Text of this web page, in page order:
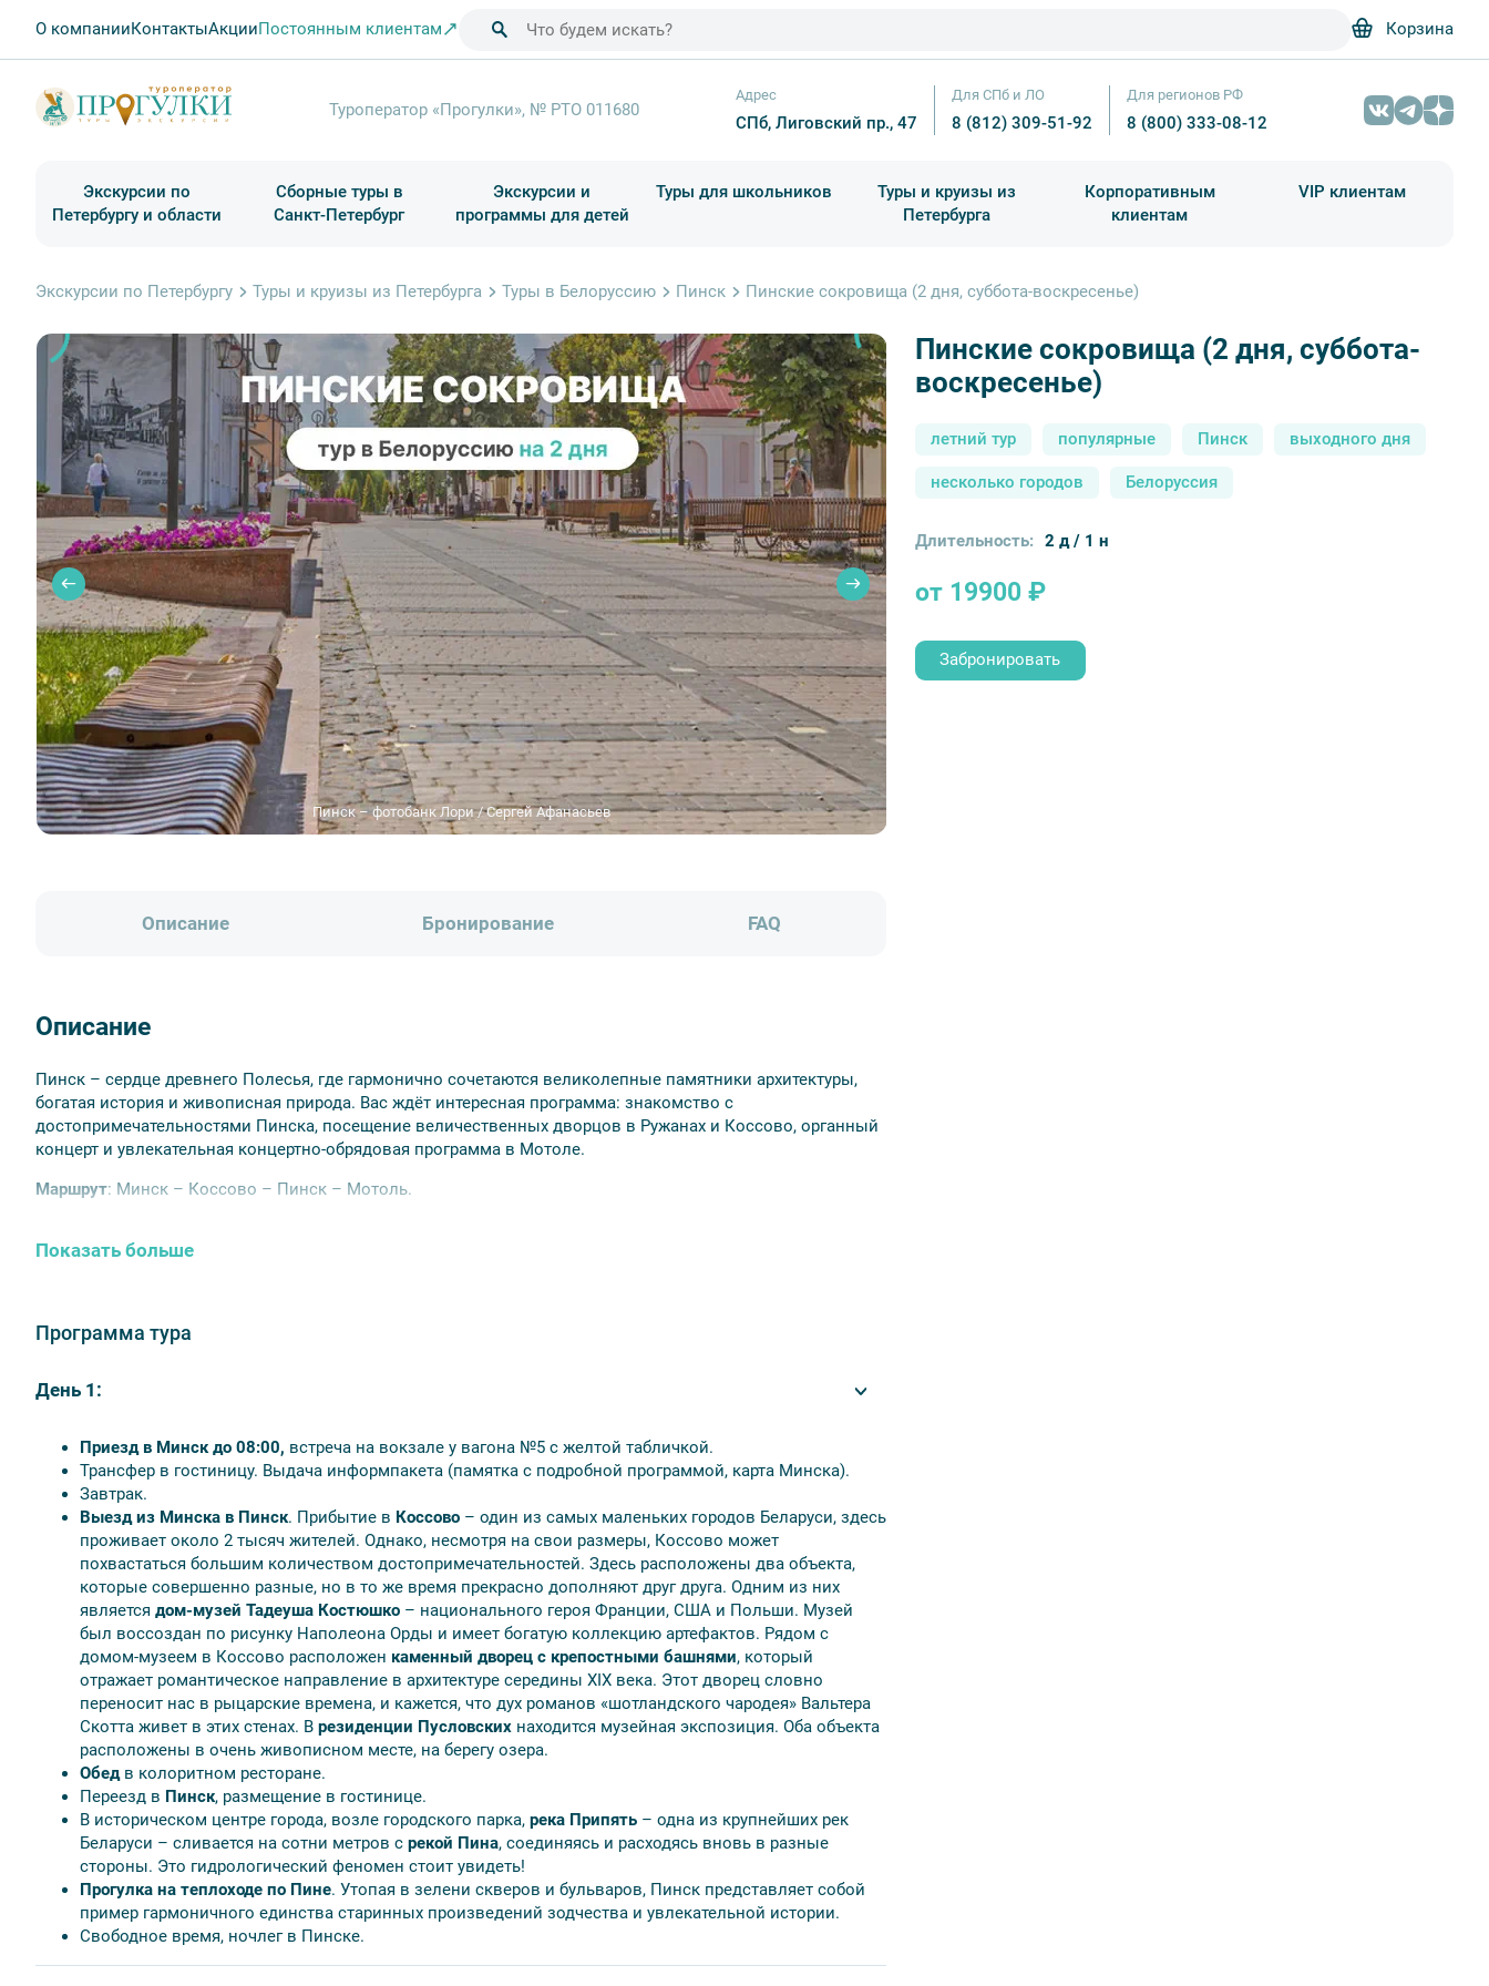
О компанииКонтактыАкцииПостоянным клиентам Корзина
Туроператор «Прогулки», № РТО 011680
Адрес
СПб, Лиговский пр., 47
Для СПб и ЛО
8 (812) 309-51-92
Для регионов РФ
8 (800) 333-08-12
Экскурсии по
Петербургу и области
Сборные туры в
Санкт-Петербург
Экскурсии и
программы для детей
Туры для школьников
Туры и круизы из
Петербурга
Корпоративным
клиентам
VIP клиентам
Экскурсии по Петербургу Туры и круизы из Петербурга Туры в Белоруссию Пинск Пинские сокровища (2 дня, суббота-воскресенье)
Пинские сокровища (2 дня, суббота-
воскресенье)
Пинск – фотобанк Лори / Сергей Афанасьев
Коссово – фотобанк Лори / Сергей Афанасьев
летний тур популярные Пинск выходного дня
несколько городов Белоруссия
от 19900 ₽
Длительность: 2 д / 1 н
Забронировать
Описание Бронирование FAQ
Описание
Пинск – сердце древнего Полесья, где гармонично сочетаются великолепные памятники архитектуры,
богатая история и живописная природа. Вас ждёт интересная программа: знакомство с
достопримечательностями Пинска, посещение величественных дворцов в Ружанах и Коссово, органный
концерт и увлекательная концертно-обрядовая программа в Мотоле.
Маршрут: Минск – Коссово – Пинск – Мотоль.
13-14 июня, 27-28 июня;
8-9 августа, 22-23 августа;
Гостиницы: Беларусь*** (Минск, только для завтрака в первый день), Гранд Пинск (Пинск), Пинский
дворик (Пинск).
В стоимость тура включено:
Встреча: на вокзале у вагона, трансфер в гостиницу для завтрака;
Проживание в 2-местных номерах со всеми удобствами, телевизором: гостиница Спорт недалеко от
центра или новый отель Пинский дворик в центре;
Питание: 1 завтрак шведский стол + 1 завтрак континентальный + 2 обеда;
Транспорт: трансфер в гостиницу; на экскурсиях автобус туркласса;
Экскурсии с входными билетами в музеи:
• Экскурсия с входными билетами в Дом-музей Т. Костюшко
• Экскурсия с входными билетами в дворец Пусловских в Коссово
• Обзорная экскурсия по Пинску
• Катание на теплоходе по реке Пине
• Посещение Францисканского монастыря, Кафедрального собора
• Органный концерт
• Экскурсия в Мотольский музей народного творчества
• Концертно-обрядовая программа “Живой звук”
• Дегустация “Мотальскія прысмакі” (мясные угощения)
Информпакет: памятка с подробной программой тура.
ВНИМАНИЕ! Стоимость тура указана в рублях на 1 человека.Если вы заказываете турдля 1 человека,
Показать больше
Программа тура
День 1:
Приезд в Минск до 08:00, встреча на вокзале у вагона №5 с желтой табличкой.
Трансфер в гостиницу. Выдача информпакета (памятка с подробной программой, карта Минска).
Завтрак.
Выезд из Минска в Пинск. Прибытие в Коссово – один из самых маленьких городов Беларуси, здесь
проживает около 2 тысяч жителей. Однако, несмотря на свои размеры, Коссово может
похвастаться большим количеством достопримечательностей. Здесь расположены два объекта,
которые совершенно разные, но в то же время прекрасно дополняют друг друга. Одним из них
является дом-музей Тадеуша Костюшко – национального героя Франции, США и Польши. Музей
был воссоздан по рисунку Наполеона Орды и имеет богатую коллекцию артефактов. Рядом с
домом-музеем в Коссово расположен каменный дворец с крепостными башнями, который
отражает романтическое направление в архитектуре середины XIX века. Этот дворец словно
переносит нас в рыцарские времена, и кажется, что дух романов «шотландского чародея» Вальтера
Скотта живет в этих стенах. В резиденции Пусловских находится музейная экспозиция. Оба объекта
расположены в очень живописном месте, на берегу озера.
Обедв колоритном ресторане.
Переезд в Пинск, размещение в гостинице.
В историческом центре города, возле городского парка, река Припять – одна из крупнейших рек
Беларуси – сливается на сотни метров с рекой Пина, соединяясь и расходясь вновь в разные
стороны. Это гидрологический феномен стоит увидеть!
Прогулка на теплоходе по Пине. Утопая в зелени скверов и бульваров, Пинск представляет собой
пример гармоничного единства старинных произведений зодчества и увлекательной истории.
Свободное время, ночлег в Пинске.